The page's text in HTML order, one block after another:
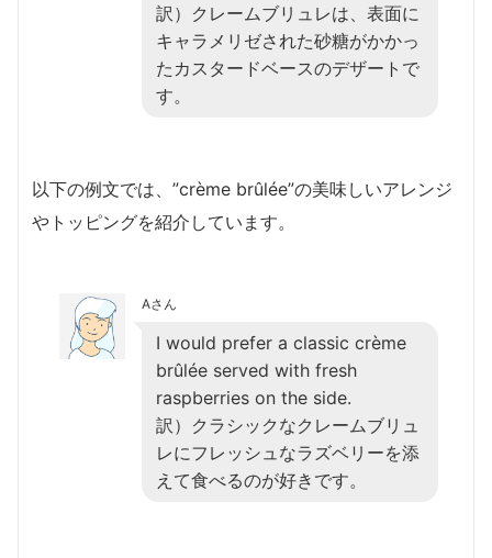
訳）クレームブリュレは、表面に
キャラメリゼされた砂糖がかかっ
たカスタードベースのデザートで
す。
以下の例文では、”crème brûlée”の美味しいアレンジ
やトッピングを紹介しています。
Aさん
I would prefer a classic crème
brûlée served with fresh
raspberries on the side.
訳）クラシックなクレームブリュ
レにフレッシュなラズベリーを添
えて食べるのが好きです。